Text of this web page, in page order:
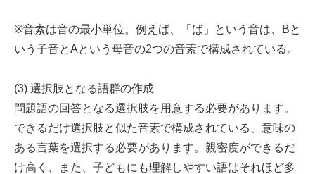
※音素は音の最小単位。例えば、「ば」という音は、Bと
いう子音とAという母音の2つの音素で構成されている。
(3) 選択肢となる語群の作成
問題語の回答となる選択肢を用意する必要があります。
できるだけ選択肢と似た音素で構成されている、意味の
ある言葉を選択する必要があります。親密度ができるだ
け高く、また、子どもにも理解しやすい語はそれほど多